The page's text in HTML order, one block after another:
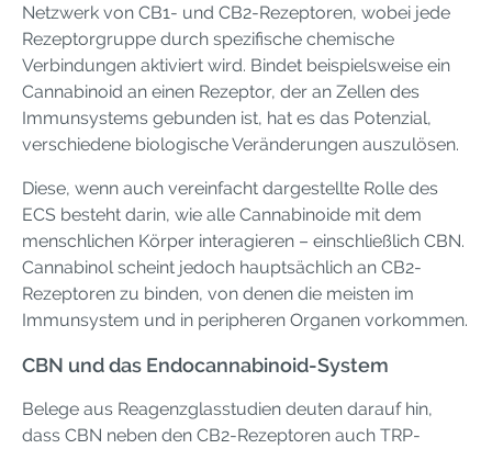
Netzwerk von CB1- und CB2-Rezeptoren, wobei jede
Rezeptorgruppe durch spezifische chemische
Verbindungen aktiviert wird. Bindet beispielsweise ein
Cannabinoid an einen Rezeptor, der an Zellen des
Immunsystems gebunden ist, hat es das Potenzial,
verschiedene biologische Veränderungen auszulösen.
Diese, wenn auch vereinfacht dargestellte Rolle des
ECS besteht darin, wie alle Cannabinoide mit dem
menschlichen Körper interagieren – einschließlich CBN.
Cannabinol scheint jedoch hauptsächlich an CB2-
Rezeptoren zu binden, von denen die meisten im
Immunsystem und in peripheren Organen vorkommen.
CBN und das Endocannabinoid-System
Belege aus Reagenzglasstudien deuten darauf hin,
dass CBN neben den CB2-Rezeptoren auch TRP-